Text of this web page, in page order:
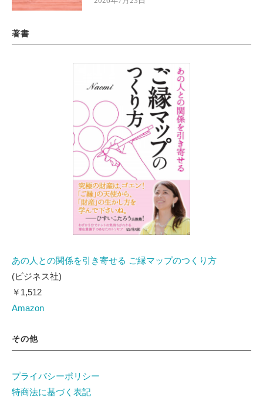
著書
あの人との関係を引き寄せる ご縁マップのつくり方
(ビジネス社)
￥1,512
Amazon
その他
プライバシーポリシー
特商法に基づく表記